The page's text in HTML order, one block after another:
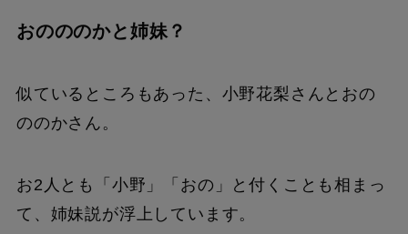
おのののかと姉妹？
似ているところもあった、小野花梨さんとおの
ののかさん。
お2人とも「小野」「おの」と付くことも相まっ
て、姉妹説が浮上しています。